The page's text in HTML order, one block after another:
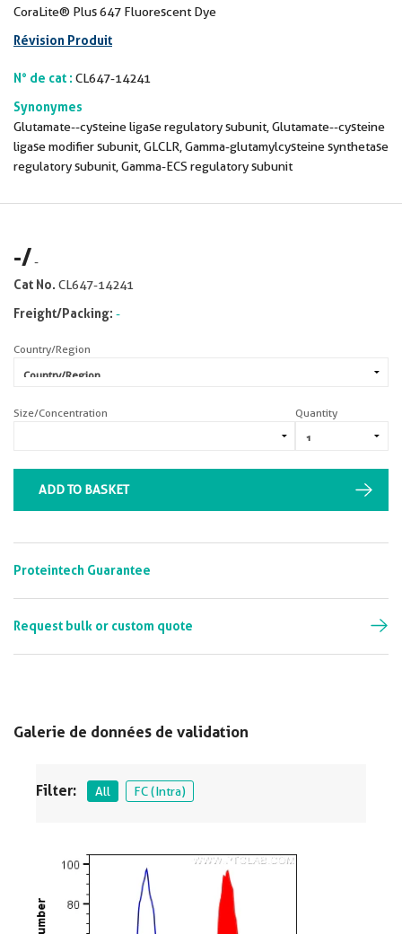
CoraLite® Plus 647 Fluorescent Dye
Révision Produit
N° de cat : CL647-14241
Synonymes
Glutamate--cysteine ligase regulatory subunit, Glutamate--cysteine
ligase modifier subunit, GLCLR, Gamma-glutamylcysteine synthetase
regulatory subunit, Gamma-ECS regulatory subunit
Galerie de données de validation
Filter: All FC (Intra)
-/-
Cat No. CL647-14241
Freight/Packing: -
Country/Region
Size/Concentration Quantity
ADD TO BASKET
Proteintech Guarantee
Request bulk or custom quote